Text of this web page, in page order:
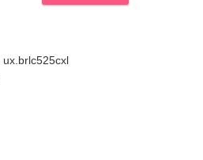
ux.brlc525cxl